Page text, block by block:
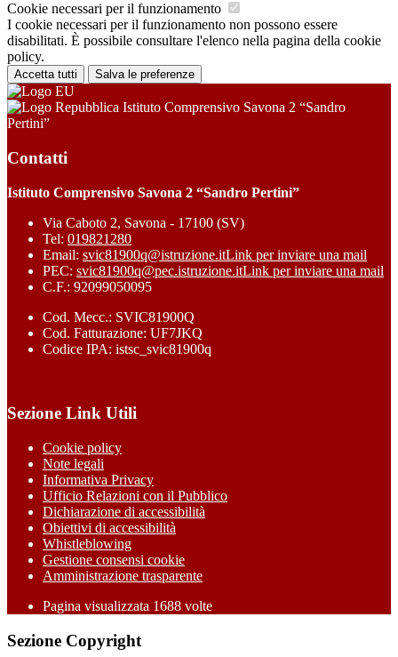
Cookie necessari per il funzionamento
I cookie necessari per il funzionamento non possono essere
disabilitati. È possibile consultare l'elenco nella pagina della cookie
policy.
Accetta tutti Salva le preferenze
Istituto Comprensivo Savona 2 “Sandro
Pertini”
Contatti
Istituto Comprensivo Savona 2 “Sandro Pertini”
Via Caboto 2, Savona - 17100 (SV)
Tel: 019821280
Email: svic81900q@istruzione.itLink per inviare una mail
PEC: svic81900q@pec.istruzione.itLink per inviare una mail
C.F.: 92099050095
Cod. Mecc.: SVIC81900Q
Cod. Fatturazione: UF7JKQ
Codice IPA: istsc_svic81900q
Sezione Link Utili
Cookie policy
Note legali
Informativa Privacy
Ufficio Relazioni con il Pubblico
Dichiarazione di accessibilità
Obiettivi di accessibilità
Whistleblowing
Gestione consensi cookie
Amministrazione trasparente
Pagina visualizzata 1688 volte
Sezione Copyright